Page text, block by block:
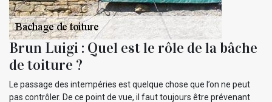
Brun Luigi : Quel est le rôle de la bâche
de toiture ?
Le passage des intempéries est quelque chose que l’on ne peut
pas contrôler. De ce point de vue, il faut toujours être prévenant